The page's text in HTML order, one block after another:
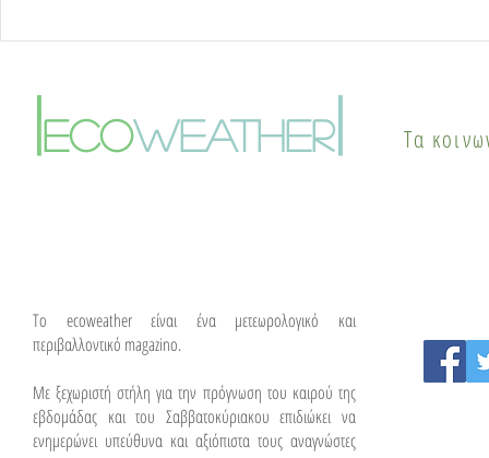
Καύσωνας δύο ημερών:
Πότε αλλάζει το σκηνικό
του καιρού
Γιατί οι
λύσεις
ecoweather| Τα
To ecoweather είναι ένα μετεωρολογικό και
περιβαλλοντικό magazino.
Με ξεχωριστή στήλη για την πρόγνωση του καιρού της
εβδομάδας και του Σαββατοκύριακου επιδιώκει να
ενημερώνει υπεύθυνα και αξιόπιστα τους αναγνώστες